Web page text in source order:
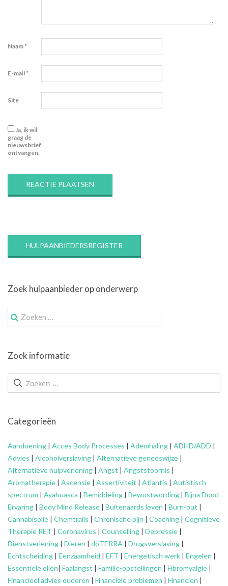
Naam*
E-mail*
Site
Ja, ik wil
graag de
nieuwsbrief
ontvangen.
HULPAANBIEDERSREGISTER
Zoek hulpaanbieder op onderwerp
Zoek
naar:
Zoek informatie
Categorieën
Aandoening | Acces Body Processes | Ademhaling | ADHD/ADD |
Advies | Alcoholverslaving | Alternatieve geneeswijze |
Alternatieve hulpverlening | Angst | Angststoornis |
Aromatherapie | Ascensie | Assertiviteit | Atlantis | Autistisch
spectrum | Ayahuasca | Bemiddeling | Bewustwording | Bijna Dood
Ervaring | Body Mind Release | Buitenaards leven | Burn-out |
Cannabisolie | Chemtrails | Chronische pijn | Coaching | Cognitieve
Therapie RET | Coronavirus | Counselling | Depressie |
Dienstverlening | Dieren | doTERRA | Drugsverslaving |
Echtscheiding | Eenzaamheid | EFT | Energetisch werk | Engelen |
Essentiële oliën| Faalangst | Familie-opstellingen | Fibromyalgie |
Financieel advies ouderen | Financiële problemen | Financiën |